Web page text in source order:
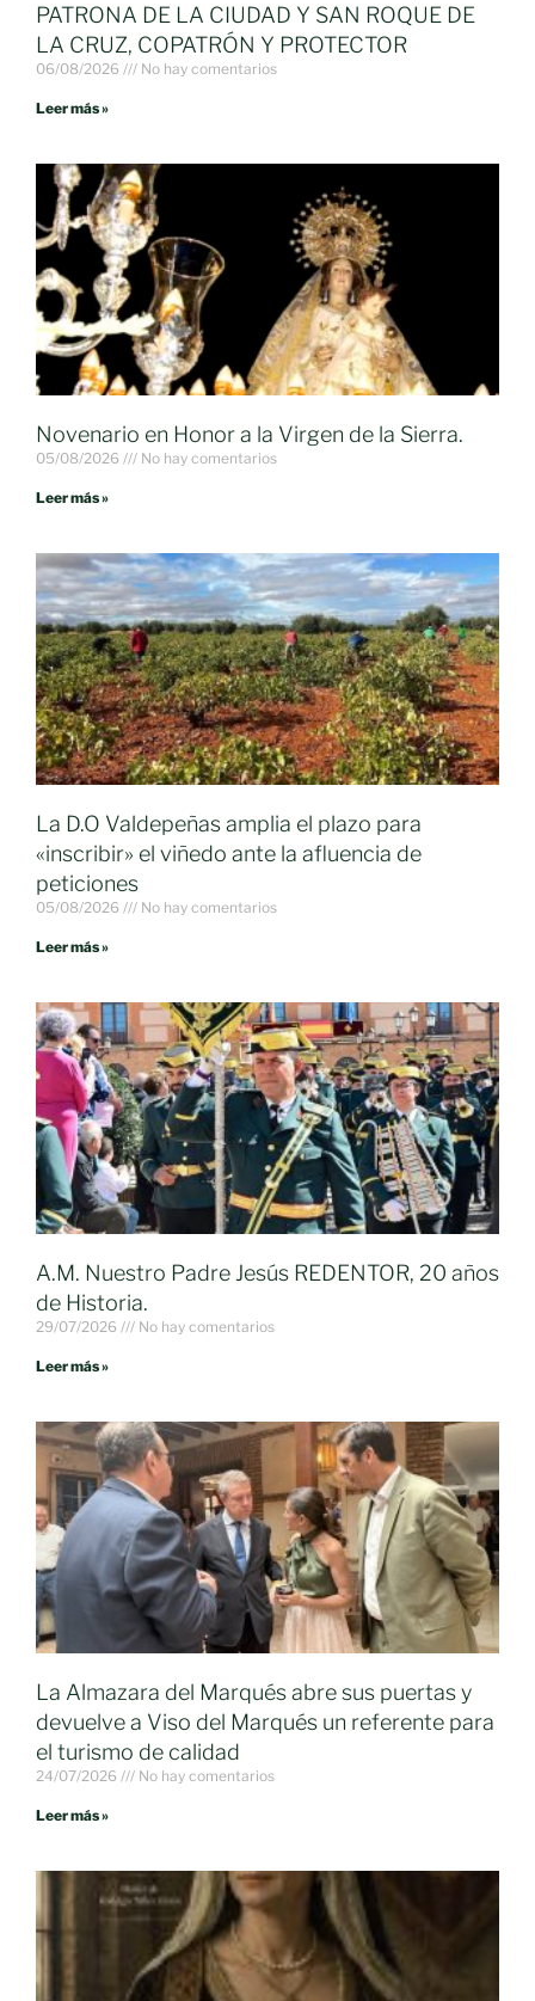
PATRONA DE LA CIUDAD Y SAN ROQUE DE
LA CRUZ, COPATRÓN Y PROTECTOR
06/08/2026 No hay comentarios
Leer más »
Novenario en Honor a la Virgen de la Sierra.
05/08/2026 No hay comentarios
Leer más »
La D.O Valdepeñas amplia el plazo para
«inscribir» el viñedo ante la afluencia de
peticiones
05/08/2026 No hay comentarios
Leer más »
A.M. Nuestro Padre Jesús REDENTOR, 20 años
de Historia.
29/07/2026 No hay comentarios
Leer más »
La Almazara del Marqués abre sus puertas y
devuelve a Viso del Marqués un referente para
el turismo de calidad
24/07/2026 No hay comentarios
Leer más »